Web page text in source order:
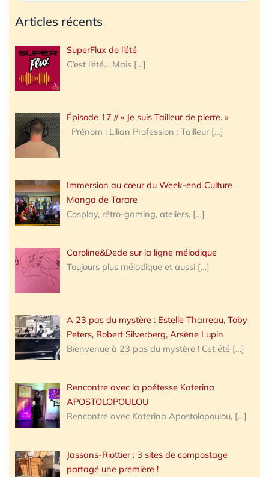
Articles récents
SuperFlux de l’été
C’est l’été… Mais […]
Épisode 17 // « Je suis Tailleur de pierre. »
Prénom : Lilian Profession : Tailleur […]
Immersion au cœur du Week-end Culture
Manga de Tarare
Cosplay, rétro-gaming, ateliers, […]
Caroline&Dede sur la ligne mélodique
Toujours plus mélodique et aussi […]
A 23 pas du mystère : Estelle Tharreau, Toby
Peters, Robert Silverberg, Arsène Lupin
Bienvenue à 23 pas du mystère ! Cet été […]
Rencontre avec la poétesse Katerina
APOSTOLOPOULOU
Rencontre avec Katerina Apostolopoulou, […]
Jassans-Riottier : 3 sites de compostage
partagé une première !